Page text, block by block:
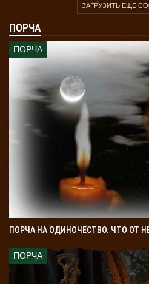
ЗАГРУЗИТЬ ЕЩЕ
ПОРЧА
ПОРЧА
ПОРЧА НА ОДИНОЧЕСТВО. ЧТО ОТ
ПОРЧА